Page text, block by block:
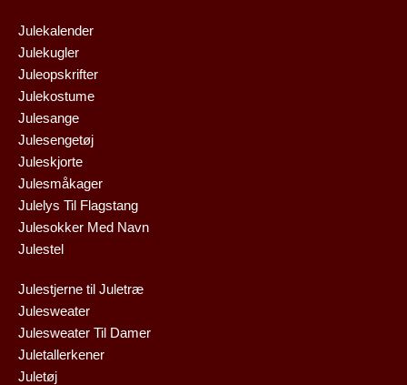
Julekalender
Julekugler
Juleopskrifter
Julekostume
Julesange
Julesengetøj
Juleskjorte
Julesmåkager
Julelys Til Flagstang
Julesokker Med Navn
Julestel
Julestjerne til Juletræ
Julesweater
Julesweater Til Damer
Juletallerkener
Juletøj